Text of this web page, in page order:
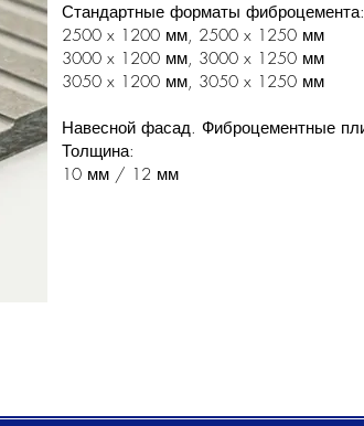
Стандартные форматы фиброцемента:
2500 x 1200 мм, 2500 x 1250 мм
3000 x 1200 мм, 3000 x 1250 мм
3050 x 1200 мм, 3050 x 1250 мм
Навесной фасад. Фиброцементные
Толщина:
10 мм / 12 мм